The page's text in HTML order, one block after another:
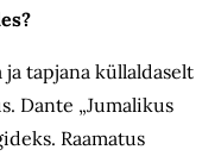
ja tapjana küllaldaselt
Dante „Jumalikus
Raamatus